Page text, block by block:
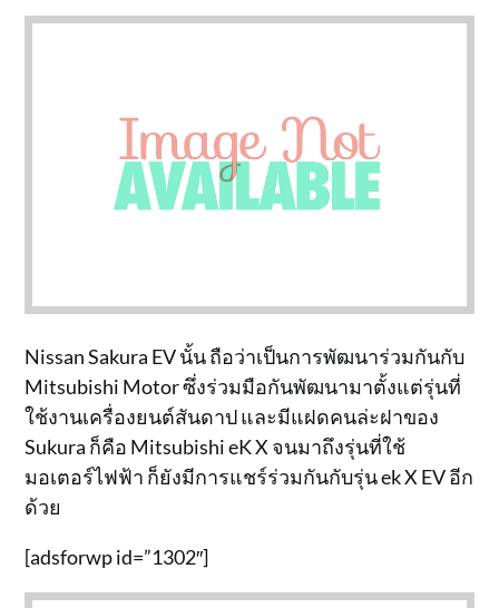
Nissan Sakura EV นั้น ถือว่าเป็นการพัฒนาร่วมกันกับ
Mitsubishi Motor ซึ่งร่วมมือกันพัฒนามาตั้งแต่รุ่นที่
ใช้งานเครื่องยนต์สันดาป และมีแฝดคนล่ะฝาของ
Sukura ก็คือ Mitsubishi eK X จนมาถึงรุ่นที่ใช้
มอเตอร์ไฟฟ้า ก็ยังมีการแชร์ร่วมกันกับรุ่น ek X EV อีก
ด้วย
[adsforwp id=”1302″]